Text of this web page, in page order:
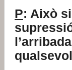
P: Això